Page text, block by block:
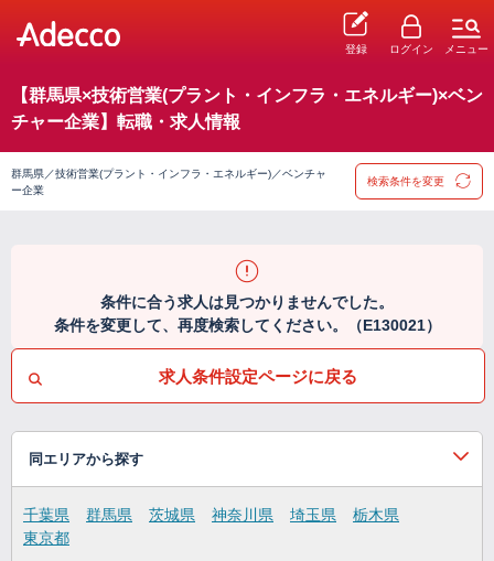
登録 ログイン メニュー
【群馬県×技術営業(プラント・インフラ・エネルギー)×ベン
チャー企業】転職・求人情報
群馬県／技術営業(プラント・インフラ・エネルギー)／ベンチャ
ー企業
検索条件を変更
条件に合う求人は見つかりませんでした。
条件を変更して、再度検索してください。（E130021）
求人条件設定ページに戻る
同エリアから探す
千葉県 群馬県 茨城県 神奈川県 埼玉県
栃木県
東京都